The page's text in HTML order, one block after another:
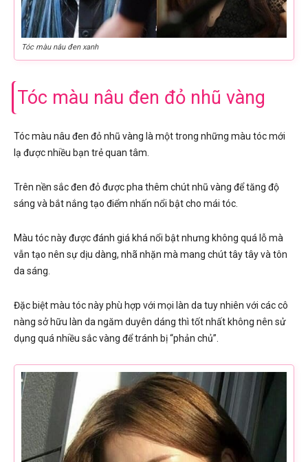
Tóc màu nâu đen xanh
Tóc màu nâu đen đỏ nhũ vàng
Tóc màu nâu đen đỏ nhũ vàng là một trong những màu tóc mới
lạ được nhiều bạn trẻ quan tâm.
Trên nền sắc đen đỏ được pha thêm chút nhũ vàng để tăng độ
sáng và bắt nắng tạo điểm nhấn nổi bật cho mái tóc.
Màu tóc này được đánh giá khá nổi bật nhưng không quá lỗ mà
vẫn tạo nên sự dịu dàng, nhã nhặn mà mang chút tây tây và tôn
da sáng.
Đặc biệt màu tóc này phù hợp với mọi làn da tuy nhiên với các cô
nàng sở hữu làn da ngăm duyên dáng thì tốt nhất không nên sử
dụng quá nhiều sắc vàng để tránh bị “phản chủ”.